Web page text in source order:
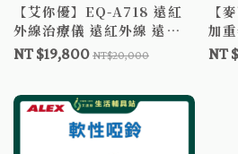
【艾你優】EQ-A718 遠紅
外線治療儀 遠紅外線 遠紅
外線燈 買就送石墨烯貼片
NT $19,800 NT$20,000
【
加
銀
NT